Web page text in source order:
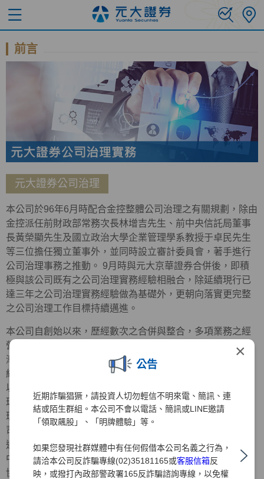
×
公告
近期詐騙猖獗，請投資人切勿輕信不明來電、簡訊、連
結或陌生群組。本公司不會以電話、簡訊或LINE邀請
「領取飆股」、「明牌體驗」等。
如果您發現社群媒體中有任何假借本公司名義之行為，
請洽本公司反詐騙專線(02)35181165或客服信箱反
映，或撥打內政部警政署165反詐騙諮詢專線，以免權
前言
元大證券公司治理
本公司於96年6月時配合金控整體公司治理之有關規劃，除由
金控派任前財政部常務次長林增吉先生、前中央信託局董事
長黃榮顯先生及國立政治大學企業管理學系教授于卓民先生
等三位擔任獨立董事外，並同時設立審計委員會，著手進行
公司治理事務之推動。 9月時與元大京華證券合併後，即積
極與該公司既有之公司治理實務經驗相融合，除延續現行已
達三年之公司治理實務經驗做為基礎外，更朝向落實更完整
之公司治理工作目標持續邁進。
本公司自創始以來，歷經數次之合併與整合，多項業務之經
營績效均居同業之冠，隨著組織日益壯大，經營管理事務日
漸繁重，原有之經營治理方式實已不符需求，為提昇公司的
經營效率，強化企業競爭力，增加與股東間之溝通與連繫，
以期能躋身於國際級金融集團之林。 值此公司治理已成為全
球經營管理要項時，強化董監事之功能並積極推行「公司治
理」，實已為首要之務，本公司為之配合主管機關推動「公
司治理實務」之政策，業經93年3月29日股東臨時會之決議
通過全面改選董監事，同時選任政治大學司徒達賢教授及前
中央信託局董事長黃榮顯先生擔任獨立董事，中華公司治理
協會創會理事長朱寶奎會計師擔任獨立監察人，並成立審計